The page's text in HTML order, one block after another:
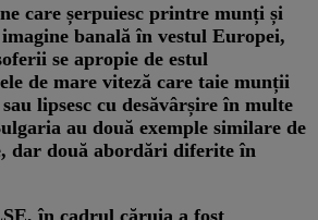
care șerpuiesc printre munți și
banală în vestul Europei,
se apropie de estul
de mare viteză care taie munții
lipsesc cu desăvârșire în multe
au două exemple similare de
dar două abordări diferite în
în cadrul căruia a fost